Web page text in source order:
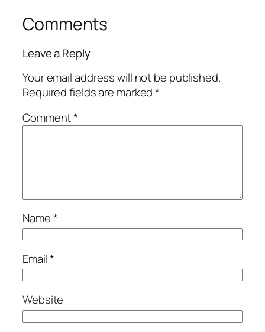
Comments
Leave a Reply
Your email address will not be published.
Required fields are marked*
Comment*
Name*
Email*
Website